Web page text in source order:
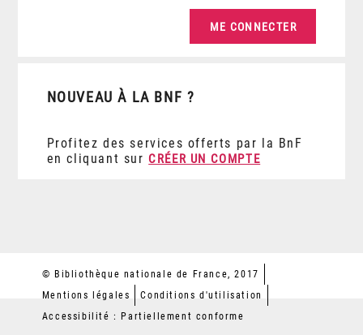
NOUVEAU À LA BNF ?
Profitez des services offerts par la BnF
en cliquant sur CRÉER UN COMPTE
© Bibliothèque nationale de France, 2017
Mentions légales
Conditions d'utilisation
Accessibilité : Partiellement conforme